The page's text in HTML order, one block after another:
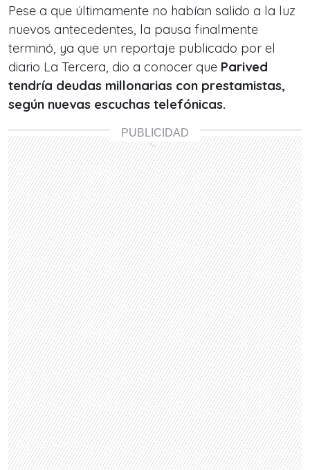
Pese a que últimamente no habían salido a la luz
nuevos antecedentes, la pausa finalmente
terminó, ya que un reportaje publicado por el
diario La Tercera, dio a conocer que Parived
tendría deudas millonarias con prestamistas,
según nuevas escuchas telefónicas.